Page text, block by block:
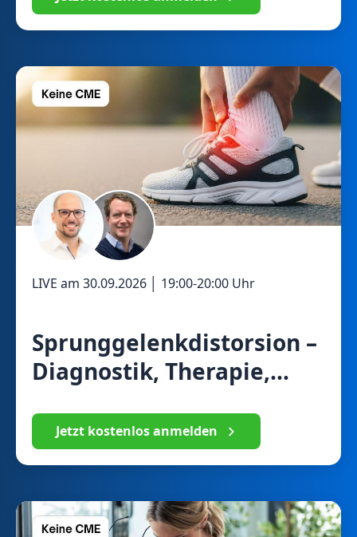
LIVE am 30.09.2026 19:00-20:00 Uhr
Sprunggelenkdistorsion –
Diagnostik, Therapie,
Jetzt kostenlos anmelden